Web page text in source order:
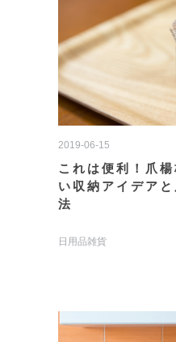
2019-06-15
これは便利！爪
い収納アイデア
法
日用品雑貨